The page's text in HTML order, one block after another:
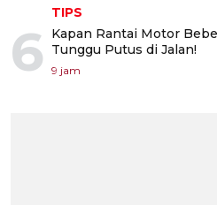
6
TIPS
Kapan Rantai Motor
Tunggu Putus di Jalan!
9 jam